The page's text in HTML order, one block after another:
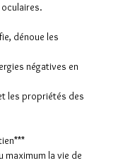
dénoue les
négatives en
les propriétés des
maximum la vie de